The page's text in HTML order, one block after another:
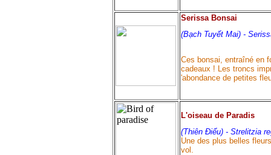
Serissa Bonsai
(Bạch Tuyết Mai) -
Ces bonsai, entraîné en
cadeaux ! Les troncs
'abondance de petites
L'oiseau de Paradis
(Thiên Điểu) - Strelitzia
Une des plus belles
vol.